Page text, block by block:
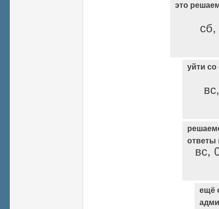
это
уйти со
ответы
вс,
ещё